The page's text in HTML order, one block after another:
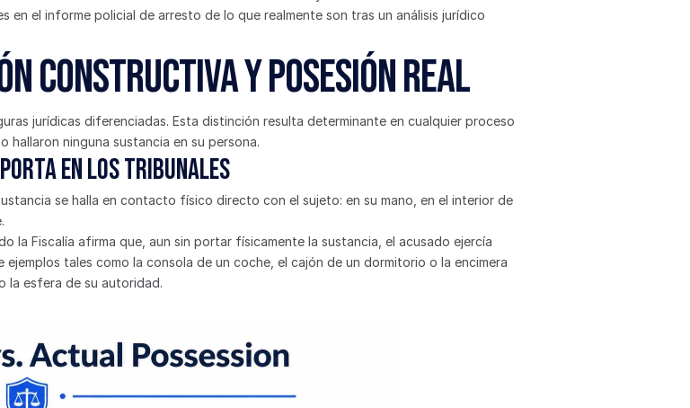
el informe policial de arresto de lo que realmente son tras un análisis jurídico
constructiva y posesión real
jurídicas diferenciadas. Esta distinción resulta determinante en cualquier proceso
hallaron ninguna sustancia en su persona.
en los tribunales
se halla en contacto físico directo con el sujeto: en su mano, en el interior de
la Fiscalía afirma que, aun sin portar físicamente la sustancia, el acusado ejercía
tales como la consola de un coche, el cajón de un dormitorio o la encimera
la esfera de su autoridad.